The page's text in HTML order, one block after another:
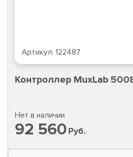
Артикул: 122487
Контроллер MuxLab
Нет в наличии
92 560 Руб.